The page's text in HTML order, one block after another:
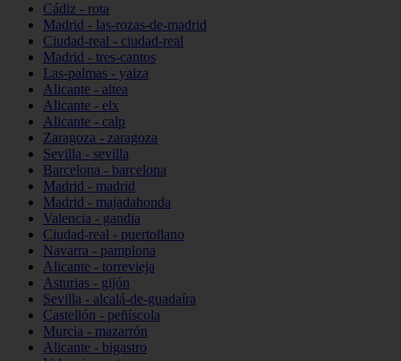
Cádiz - rota
Madrid - las-rozas-de-madrid
Ciudad-real - ciudad-real
Madrid - tres-cantos
Las-palmas - yaiza
Alicante - altea
Alicante - elx
Alicante - calp
Zaragoza - zaragoza
Sevilla - sevilla
Barcelona - barcelona
Madrid - madrid
Madrid - majadahonda
Valencia - gandia
Ciudad-real - puertollano
Navarra - pamplona
Alicante - torrevieja
Asturias - gijón
Sevilla - alcalá-de-guadaíra
Castellón - peñíscola
Murcia - mazarrón
Alicante - bigastro